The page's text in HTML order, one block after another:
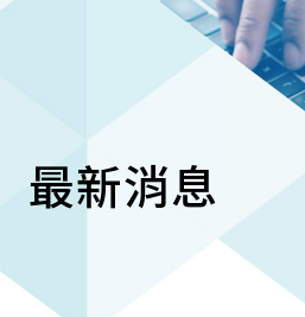
產業應用
AI VMS 影像管理平台
AI 一站式解決方案
輕量化監控(16-32路)
大範圍監控(64-256路)
技術支援
最新消息